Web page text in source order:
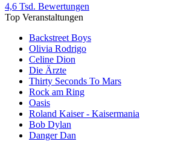
4,6 Tsd. Bewertungen
Top Veranstaltungen
Backstreet Boys
Olivia Rodrigo
Celine Dion
Die Ärzte
Thirty Seconds To Mars
Rock am Ring
Oasis
Roland Kaiser - Kaisermania
Bob Dylan
Danger Dan